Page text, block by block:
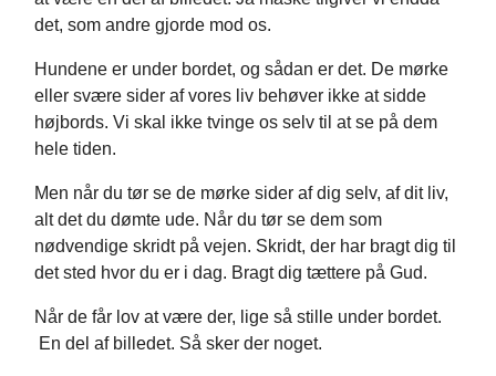
det, som andre gjorde mod os.
Hundene er under bordet, og sådan er det. De mørke
eller svære sider af vores liv behøver ikke at sidde
højbords. Vi skal ikke tvinge os selv til at se på dem
hele tiden.
Men når du tør se de mørke sider af dig selv, af dit liv,
alt det du dømte ude. Når du tør se dem som
nødvendige skridt på vejen. Skridt, der har bragt dig til
det sted hvor du er i dag. Bragt dig tættere på Gud.
Når de får lov at være der, lige så stille under bordet.
En del af billedet. Så sker der noget.